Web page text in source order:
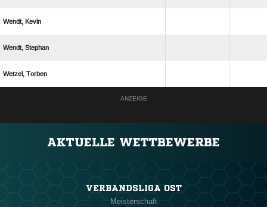
 
 
 
ANZEIGE
AKTUELLE WETTBEWERBE
VERBANDSLIGA OST
Meisterschaft